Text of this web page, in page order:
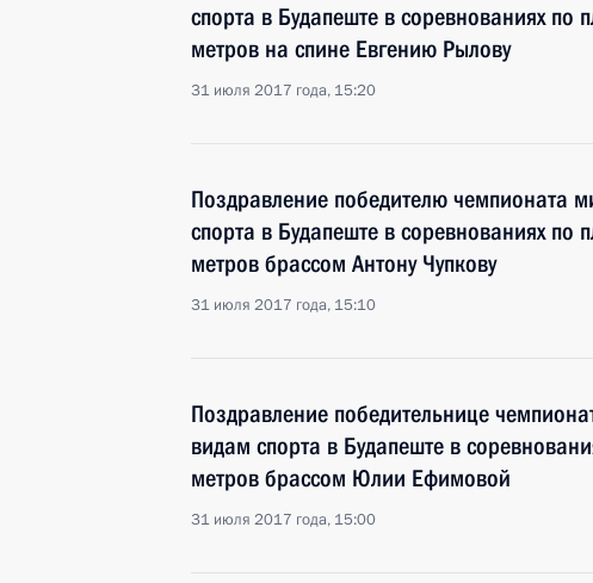
спорта в Будапеште в соревнованиях по
метров на спине Евгению Рылову
31 июля 2017 года, 15:20
Поздравление победителю чемпионата
спорта в Будапеште в соревнованиях по
метров брассом Антону Чупкову
31 июля 2017 года, 15:10
Поздравление победительнице
видам спорта в Будапеште в
метров брассом Юлии Ефимовой
31 июля 2017 года, 15:00